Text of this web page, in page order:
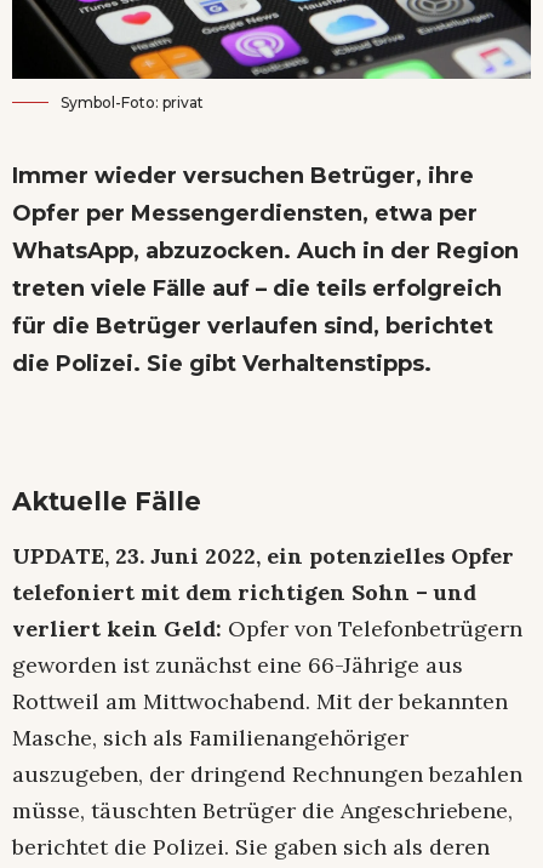
Symbol-Foto: privat
Immer wieder versuchen Betrüger, ihre
Opfer per Messengerdiensten, etwa per
WhatsApp, abzuzocken. Auch in der Region
treten viele Fälle auf – die teils erfolgreich
für die Betrüger verlaufen sind, berichtet
die Polizei. Sie gibt Verhaltenstipps.
Aktuelle Fälle
UPDATE, 23. Juni 2022, ein potenzielles Opfer
telefoniert mit dem richtigen Sohn – und
verliert kein Geld: Opfer von Telefonbetrügern
geworden ist zunächst eine 66-Jährige aus
Rottweil am Mittwochabend. Mit der bekannten
Masche, sich als Familienangehöriger
auszugeben, der dringend Rechnungen bezahlen
müsse, täuschten Betrüger die Angeschriebene,
berichtet die Polizei. Sie gaben sich als deren